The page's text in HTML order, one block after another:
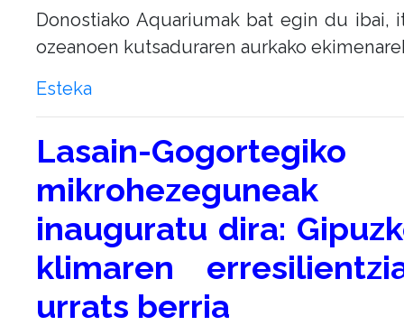
Donostiako Aquariumak bat egin du ibai,
ozeanoen kutsaduraren aurkako
Esteka
Lasain-Gogortegiko
mikrohezeguneak
inauguratu dira:
klimaren
urrats berria